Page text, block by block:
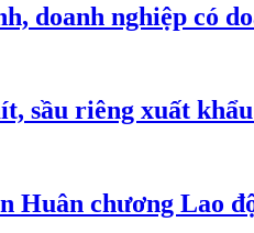
doanh nghiệp có
sầu riêng xuất
chương Lao